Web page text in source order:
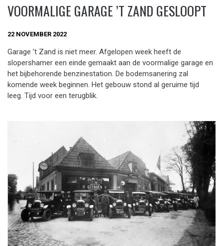
VOORMALIGE GARAGE ’T ZAND GESLOOPT
22 NOVEMBER 2022
Garage ’t Zand is niet meer. Afgelopen week heeft de
slopershamer een einde gemaakt aan de voormalige garage en
het bijbehorende benzinestation. De bodemsanering zal
komende week beginnen. Het gebouw stond al geruime tijd
leeg. Tijd voor een terugblik.